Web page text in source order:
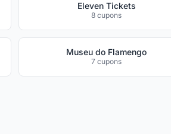
Eleven Tickets
8 cupons
Museu do Flamengo
7 cupons